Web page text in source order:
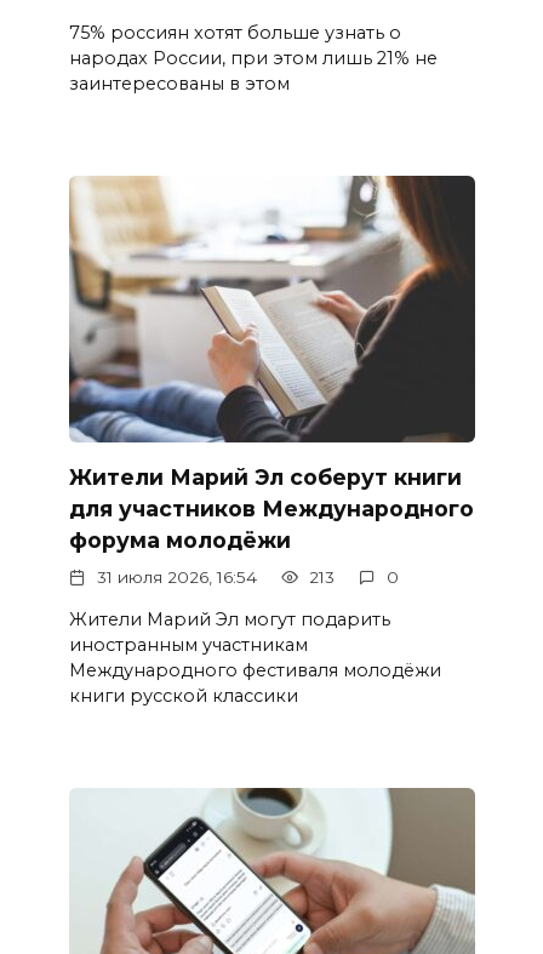
75% россиян хотят больше узнать о
народах России, при этом лишь 21% не
заинтересованы в этом
Жители Марий Эл соберут книги
для участников Международного
форума молодёжи
31 июля 2026, 16:54 213 0
Жители Марий Эл могут подарить
иностранным участникам
Международного фестиваля молодёжи
книги русской классики